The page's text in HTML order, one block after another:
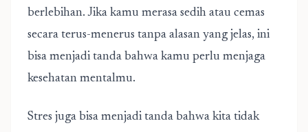
berlebihan. Jika kamu merasa sedih atau cemas
secara terus-menerus tanpa alasan yang jelas, ini
bisa menjadi tanda bahwa kamu perlu menjaga
kesehatan mentalmu.
Stres juga bisa menjadi tanda bahwa kita tidak